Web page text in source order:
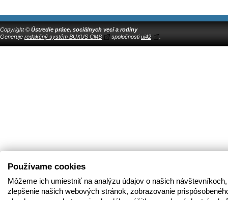
Copyright © Ústredie práce, sociálnych vecí a rodiny
Generuje redakčný systém BUXUS CMS spoločnostiui42
Používame cookies
Môžeme ich umiestniť na analýzu údajov o našich
zlepšenie našich webových stránok, zobrazovanie